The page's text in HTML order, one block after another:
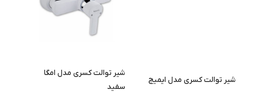
شیر توالت کسری مدل ایمیج
شیر توالت کسری مدل امگا
سفید